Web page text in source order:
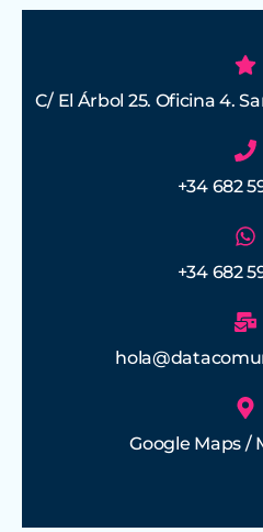
C/ El Árbol 25. Oficina 4.
+34 682
+34 682
Google Maps /